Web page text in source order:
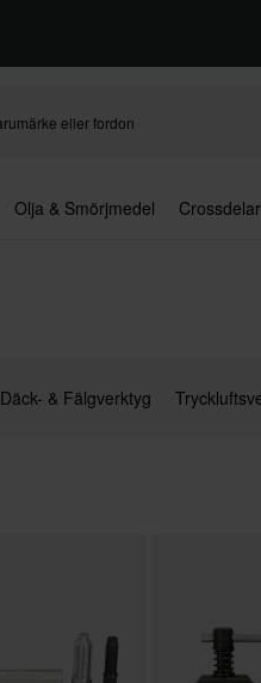
Olja & Smörjmedel Crossdelar
Däck- & Fälgverktyg